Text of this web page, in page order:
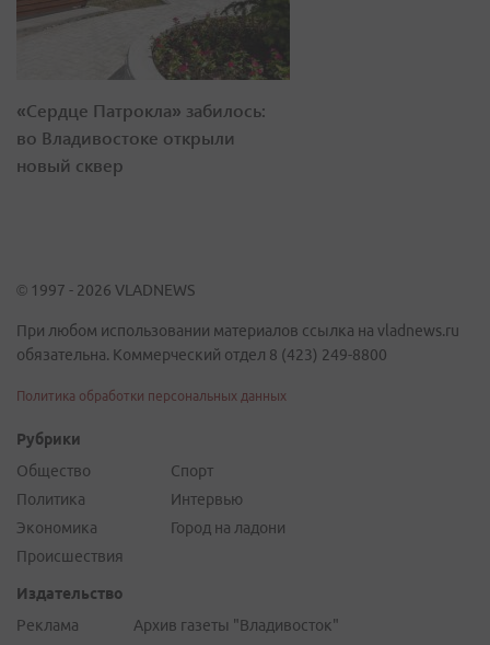
«Сердце Патрокла» забилось:
во Владивостоке открыли
новый сквер
© 1997 - 2026 VLADNEWS
При любом использовании материалов ссылка на vladnews.ru
обязательна. Коммерческий отдел 8 (423) 249-8800
Политика обработки персональных данных
Рубрики
Общество
Политика
Экономика
Происшествия
Спорт
Интервью
Город на ладони
Издательство
Реклама
Архив газеты "Владивосток"